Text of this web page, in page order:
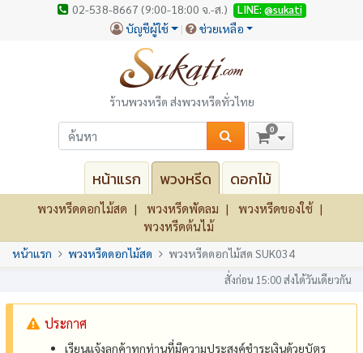
02-538-8667 (9:00-18:00 จ.-ส.) LINE: @sukati
บัญชีผู้ใช้ ช่วยเหลือ
ร้านพวงหรีด ส่งพวงหรีดทั่วไทย
0
หน้าแรก พวงหรีด ดอกไม้
พวงหรีดดอกไม้สด พวงหรีดพัดลม
พวงหรีดของใช้
พวงหรีดต้นไม้
หน้าแรก พวงหรีดดอกไม้สด พวงหรีดดอกไม้สด SUK034
สั่งก่อน 15:00 ส่งได้วันเดียวกัน
ประกาศ
เรียนแจ้งลูกค้าทุกท่านที่มีความประสงค์ชำระเงินด้วยบัตร